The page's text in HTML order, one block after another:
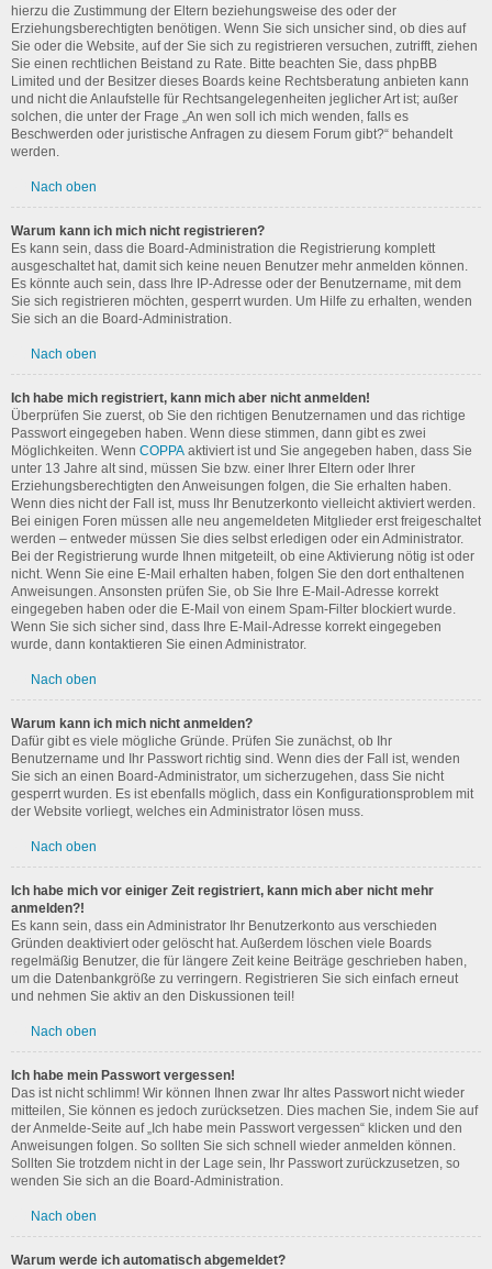
hierzu die Zustimmung der Eltern beziehungsweise des oder der
Erziehungsberechtigten benötigen. Wenn Sie sich unsicher sind, ob dies auf
Sie oder die Website, auf der Sie sich zu registrieren versuchen, zutrifft, ziehen
Sie einen rechtlichen Beistand zu Rate. Bitte beachten Sie, dass phpBB
Limited und der Besitzer dieses Boards keine Rechtsberatung anbieten kann
und nicht die Anlaufstelle für Rechtsangelegenheiten jeglicher Art ist; außer
solchen, die unter der Frage „An wen soll ich mich wenden, falls es
Beschwerden oder juristische Anfragen zu diesem Forum gibt?“ behandelt
werden.
Nach oben
Warum kann ich mich nicht registrieren?
Es kann sein, dass die Board-Administration die Registrierung komplett
ausgeschaltet hat, damit sich keine neuen Benutzer mehr anmelden können.
Es könnte auch sein, dass Ihre IP-Adresse oder der Benutzername, mit dem
Sie sich registrieren möchten, gesperrt wurden. Um Hilfe zu erhalten, wenden
Sie sich an die Board-Administration.
Nach oben
Ich habe mich registriert, kann mich aber nicht anmelden!
Überprüfen Sie zuerst, ob Sie den richtigen Benutzernamen und das richtige
Passwort eingegeben haben. Wenn diese stimmen, dann gibt es zwei
Möglichkeiten. Wenn COPPA aktiviert ist und Sie angegeben haben, dass Sie
unter 13 Jahre alt sind, müssen Sie bzw. einer Ihrer Eltern oder Ihrer
Erziehungsberechtigten den Anweisungen folgen, die Sie erhalten haben.
Wenn dies nicht der Fall ist, muss Ihr Benutzerkonto vielleicht aktiviert werden.
Bei einigen Foren müssen alle neu angemeldeten Mitglieder erst freigeschaltet
werden – entweder müssen Sie dies selbst erledigen oder ein Administrator.
Bei der Registrierung wurde Ihnen mitgeteilt, ob eine Aktivierung nötig ist oder
nicht. Wenn Sie eine E-Mail erhalten haben, folgen Sie den dort enthaltenen
Anweisungen. Ansonsten prüfen Sie, ob Sie Ihre E-Mail-Adresse korrekt
eingegeben haben oder die E-Mail von einem Spam-Filter blockiert wurde.
Wenn Sie sich sicher sind, dass Ihre E-Mail-Adresse korrekt eingegeben
wurde, dann kontaktieren Sie einen Administrator.
Nach oben
Warum kann ich mich nicht anmelden?
Dafür gibt es viele mögliche Gründe. Prüfen Sie zunächst, ob Ihr
Benutzername und Ihr Passwort richtig sind. Wenn dies der Fall ist, wenden
Sie sich an einen Board-Administrator, um sicherzugehen, dass Sie nicht
gesperrt wurden. Es ist ebenfalls möglich, dass ein Konfigurationsproblem mit
der Website vorliegt, welches ein Administrator lösen muss.
Nach oben
Ich habe mich vor einiger Zeit registriert, kann mich aber nicht mehr
anmelden?!
Es kann sein, dass ein Administrator Ihr Benutzerkonto aus verschieden
Gründen deaktiviert oder gelöscht hat. Außerdem löschen viele Boards
regelmäßig Benutzer, die für längere Zeit keine Beiträge geschrieben haben,
um die Datenbankgröße zu verringern. Registrieren Sie sich einfach erneut
und nehmen Sie aktiv an den Diskussionen teil!
Nach oben
Ich habe mein Passwort vergessen!
Das ist nicht schlimm! Wir können Ihnen zwar Ihr altes Passwort nicht wieder
mitteilen, Sie können es jedoch zurücksetzen. Dies machen Sie, indem Sie auf
der Anmelde-Seite auf „Ich habe mein Passwort vergessen“ klicken und den
Anweisungen folgen. So sollten Sie sich schnell wieder anmelden können.
Sollten Sie trotzdem nicht in der Lage sein, Ihr Passwort zurückzusetzen, so
wenden Sie sich an die Board-Administration.
Nach oben
Warum werde ich automatisch abgemeldet?